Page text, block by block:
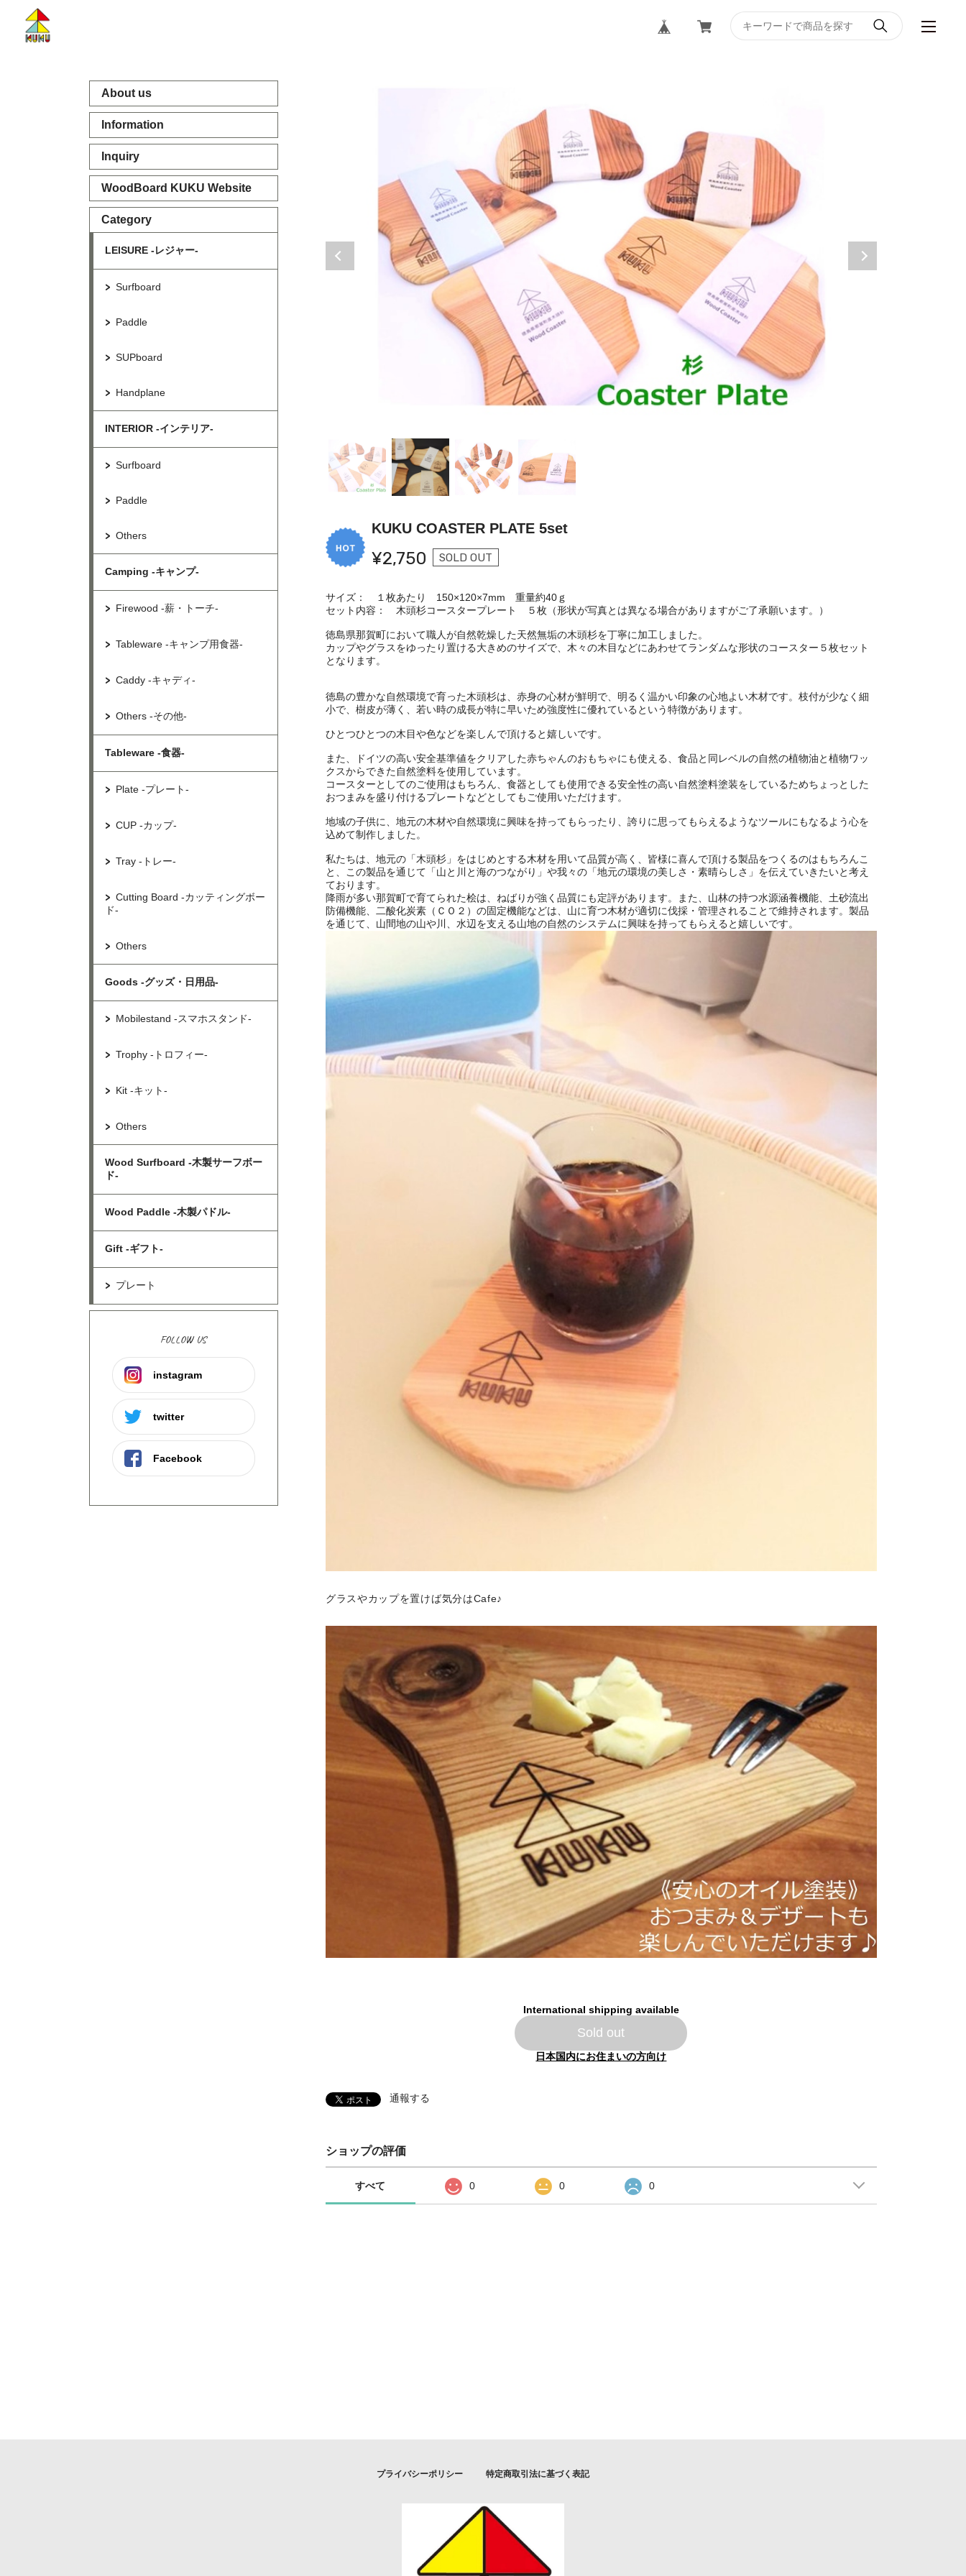
About us
Information
Inquiry
WoodBoard KUKU Website
Category
LEISURE -レジャー-
Surfboard
Paddle
SUPboard
Handplane
INTERIOR -インテリア-
Surfboard
Paddle
Others
Camping -キャンプ-
Firewood -薪・トーチ-
Tableware -キャンプ用食器-
Caddy -キャディ-
Others -その他-
Tableware -食器-
Plate -プレート-
CUP -カップ-
Tray -トレー-
Cutting Board -カッティングボー
ド-
Others
Goods -グッズ・日用品-
Mobilestand -スマホスタンド-
Trophy -トロフィー-
Kit -キット-
Others
Wood Surfboard -木製サーフボー
ド-
Wood Paddle -木製パドル-
Gift -ギフト-
プレート
FOLLOW US
instagram
twitter
Facebook
KUKU COASTER PLATE 5set
¥2,750 SOLD OUT
サイズ： １枚あたり 150×120×7mm 重量約40ｇ
セット内容： 木頭杉コースタープレート ５枚（形状が写真とは異なる場合がありますがご了承願います。）
徳島県那賀町において職人が自然乾燥した天然無垢の木頭杉を丁寧に加工しました。
カップやグラスをゆったり置ける大きめのサイズで、木々の木目などにあわせてランダムな形状のコースター５枚セット
となります。
徳島の豊かな自然環境で育った木頭杉は、赤身の心材が鮮明で、明るく温かい印象の心地よい木材です。枝付が少なく細
小で、樹皮が薄く、若い時の成長が特に早いため強度性に優れているという特徴があります。
ひとつひとつの木目や色などを楽しんで頂けると嬉しいです。
また、ドイツの高い安全基準値をクリアした赤ちゃんのおもちゃにも使える、食品と同レベルの自然の植物油と植物ワッ
クスからできた自然塗料を使用しています。
コースターとしてのご使用はもちろん、食器としても使用できる安全性の高い自然塗料塗装をしているためちょっとした
おつまみを盛り付けるプレートなどとしてもご使用いただけます。
地域の子供に、地元の木材や自然環境に興味を持ってもらったり、誇りに思ってもらえるようなツールにもなるよう心を
込めて制作しました。
私たちは、地元の「木頭杉」をはじめとする木材を用いて品質が高く、皆様に喜んで頂ける製品をつくるのはもちろんこ
と、この製品を通じて「山と川と海のつながり」や我々の「地元の環境の美しさ・素晴らしさ」を伝えていきたいと考え
ております。
降雨が多い那賀町で育てられた桧は、ねばりが強く品質にも定評があります。また、山林の持つ水源涵養機能、土砂流出
防備機能、二酸化炭素（ＣＯ２）の固定機能などは、山に育つ木材が適切に伐採・管理されることで維持されます。製品
を通じて、山間地の山や川、水辺を支える山地の自然のシステムに興味を持ってもらえると嬉しいです。
グラスやカップを置けば気分はCafe♪
International shipping available
Sold out
日本国内にお住まいの方向け
通報する
ショップの評価
すべて 0 0 0
プライバシーポリシー 特定商取引法に基づく表記